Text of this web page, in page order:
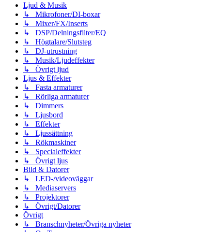
Ljud & Musik
↳ Mikrofoner/DI-boxar
↳ Mixer/FX/Inserts
↳ DSP/Delningsfilter/EQ
↳ Högtalare/Slutsteg
↳ DJ-utrustning
↳ Musik/Ljudeffekter
↳ Övrigt ljud
Ljus & Effekter
↳ Fasta armaturer
↳ Rörliga armaturer
↳ Dimmers
↳ Ljusbord
↳ Effekter
↳ Ljussättning
↳ Rökmaskiner
↳ Specialeffekter
↳ Övrigt ljus
Bild & Datorer
↳ LED-/videoväggar
↳ Mediaservers
↳ Projektorer
↳ Övrigt/Datorer
Övrigt
↳ Branschnyheter/Övriga nyheter